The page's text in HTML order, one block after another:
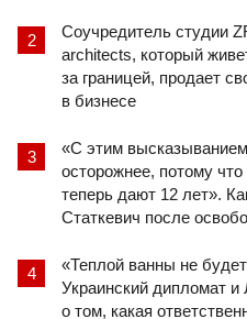
Соучредитель студии
architects, который
за границей, продает
в бизнесе
«С этим
осторожнее, потому что
теперь дают 12 лет».
Статкевич после
«Теплой ванны не
Украинский дипломат
о том, какая